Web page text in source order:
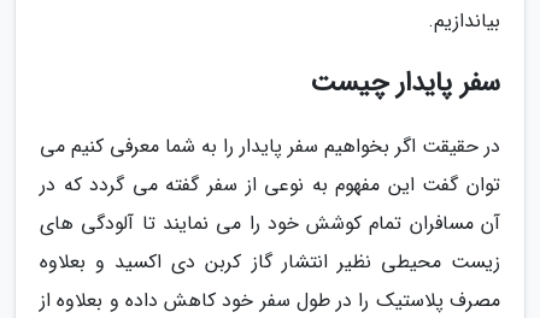
بیاندازیم.
سفر پایدار چیست
در حقیقت اگر بخواهیم سفر پایدار را به شما معرفی کنیم می
توان گفت این مفهوم به نوعی از سفر گفته می گردد که در
آن مسافران تمام کوشش خود را می نمایند تا آلودگی های
زیست محیطی نظیر انتشار گاز کربن دی اکسید و بعلاوه
مصرف پلاستیک را در طول سفر خود کاهش داده و بعلاوه از